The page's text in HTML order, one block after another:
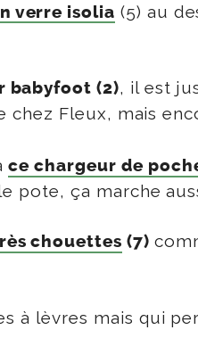
verre isolia (5) au
babyfoot (2), il est
Fleux, mais
ce chargeur de
pote, ça marche
chouettes (7)
à lèvres mais qui